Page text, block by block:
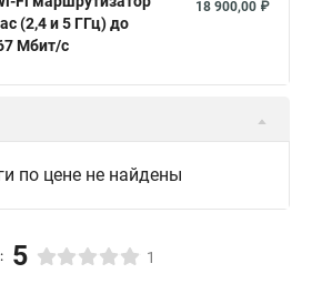
(2,4 и 5 ГГц) до
Мбит/с
18 900,00 ₽
по цене не найдены
5 1